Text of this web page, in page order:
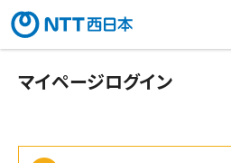
マイページログイン